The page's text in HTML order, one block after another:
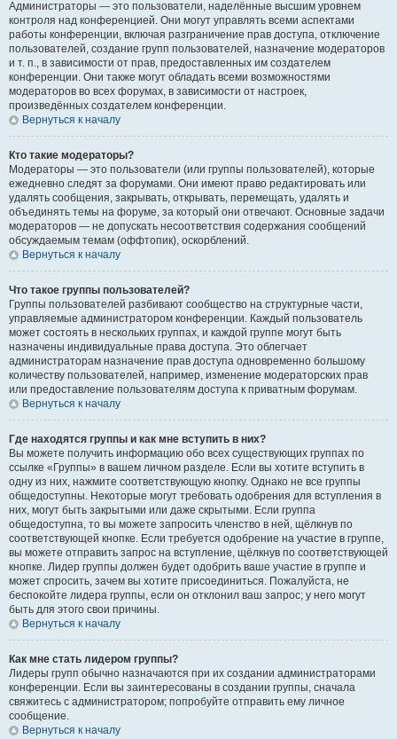
Администраторы — это пользователи, наделённые высшим уровнем
контроля над конференцией. Они могут управлять всеми аспектами
работы конференции, включая разграничение прав доступа, отключение
пользователей, создание групп пользователей, назначение модераторов
и т. п., в зависимости от прав, предоставленных им создателем
конференции. Они также могут обладать всеми возможностями
модераторов во всех форумах, в зависимости от настроек,
произведённых создателем конференции.
Вернуться к началу
Кто такие модераторы?
Модераторы — это пользователи (или группы пользователей), которые
ежедневно следят за форумами. Они имеют право редактировать или
удалять сообщения, закрывать, открывать, перемещать, удалять и
объединять темы на форуме, за который они отвечают. Основные задачи
модераторов — не допускать несоответствия содержания сообщений
обсуждаемым темам (оффтопик), оскорблений.
Вернуться к началу
Что такое группы пользователей?
Группы пользователей разбивают сообщество на структурные части,
управляемые администратором конференции. Каждый пользователь
может состоять в нескольких группах, и каждой группе могут быть
назначены индивидуальные права доступа. Это облегчает
администраторам назначение прав доступа одновременно большому
количеству пользователей, например, изменение модераторских прав
или предоставление пользователям доступа к приватным форумам.
Вернуться к началу
Где находятся группы и как мне вступить в них?
Вы можете получить информацию обо всех существующих группах по
ссылке «Группы» в вашем личном разделе. Если вы хотите вступить в
одну из них, нажмите соответствующую кнопку. Однако не все группы
общедоступны. Некоторые могут требовать одобрения для вступления в
них, могут быть закрытыми или даже скрытыми. Если группа
общедоступна, то вы можете запросить членство в ней, щёлкнув по
соответствующей кнопке. Если требуется одобрение на участие в группе,
вы можете отправить запрос на вступление, щёлкнув по соответствующей
кнопке. Лидер группы должен будет одобрить ваше участие в группе и
может спросить, зачем вы хотите присоединиться. Пожалуйста, не
беспокойте лидера группы, если он отклонил ваш запрос; у него могут
быть для этого свои причины.
Вернуться к началу
Как мне стать лидером группы?
Лидеры групп обычно назначаются при их создании администраторами
конференции. Если вы заинтересованы в создании группы, сначала
свяжитесь с администратором; попробуйте отправить ему личное
сообщение.
Вернуться к началу